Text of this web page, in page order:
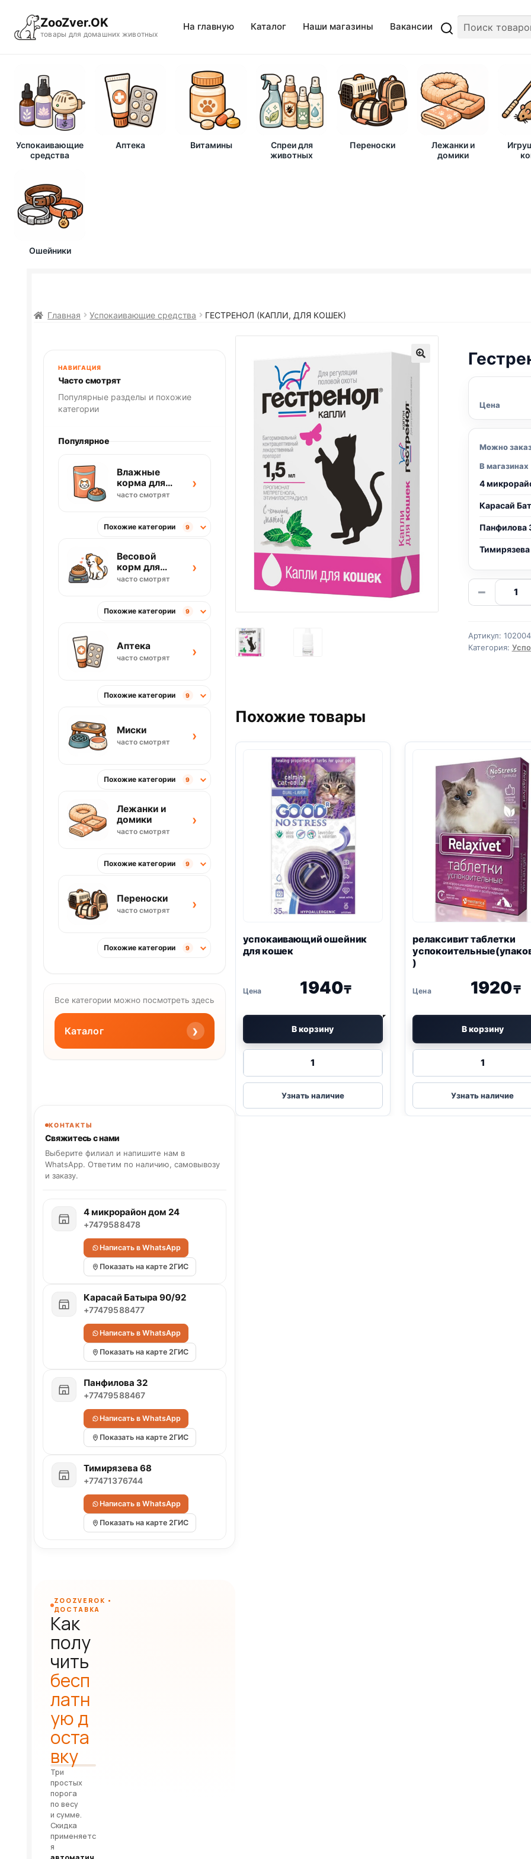
ZooZver.OK
товары для домашних животных
На главную Каталог Наши магазины Вакансии
Успокаивающие
средства
Аптека Витамины
Спреи для
животных
Переноски
Лежанки и
домики
Ошейники
Главная Успокаивающие средства ГЕСТРЕНОЛ (КАПЛИ, ДЛЯ КОШЕК)
Цена
Можно
В магазинах
4
Карасай
Панфилова
−
товара
Для
Артикул:
Категория:
Похожие товары
успокаивающий ошейник
для кошек
1940₸
В корзину
товара
успокаивающий
ошейник
кошек
Узнать наличие
релаксивит таблетки
)
1920₸
В корзину
товара
релаксивит
таблетки
Узнать наличие
НАВИГАЦИЯ
Часто смотрят
Популярные разделы и похожие
категории
Популярное
Влажные
корма для
кошек
часто смотрят
›
Похожие категории 9
Весовой
корм для
собак
часто смотрят
›
Похожие категории 9
Аптека
часто смотрят ›
Похожие категории 9
Миски
часто смотрят ›
Похожие категории 9
Лежанки и
домики
часто смотрят
›
Похожие категории 9
Переноски
часто смотрят ›
Похожие категории 9
Все категории можно посмотреть здесь
Каталог ›
КОНТАКТЫ
Свяжитесь с нами
Выберите филиал и напишите нам в
WhatsApp. Ответим по наличию, самовывозу
и заказу.
4 микрорайон дом 24
+7479588478
Написать в WhatsApp
Показать на карте 2ГИС
Карасай Батыра 90/92
+77479588477
Написать в WhatsApp
Показать на карте 2ГИС
Панфилова 32
+77479588467
Написать в WhatsApp
Показать на карте 2ГИС
Тимирязева 68
+77471376744
Написать в WhatsApp
Показать на карте 2ГИС
ZOOZVEROK •
ДОСТАВКА
Как
полу
чить
бесп
латн
ую д
оста
вку
Три
простых
порога
по весу
и сумме.
Скидка
применяетс
я